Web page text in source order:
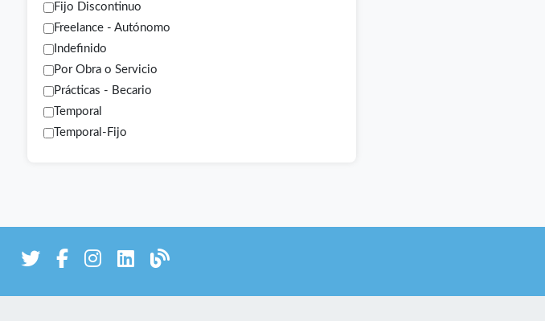
Fijo Discontinuo
Freelance - Autónomo
Indefinido
Por Obra o Servicio
Prácticas - Becario
Temporal
Temporal-Fijo